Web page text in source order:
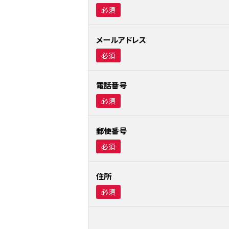
必須
メールアドレス
必須
電話番号
必須
郵便番号
必須
住所
必須